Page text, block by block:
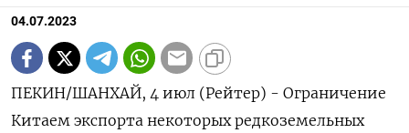
04.07.2023
ПЕКИН/ШАНХАЙ, 4 июл (Рейтер) - Ограничение
Китаем экспорта некоторых редкоземельных